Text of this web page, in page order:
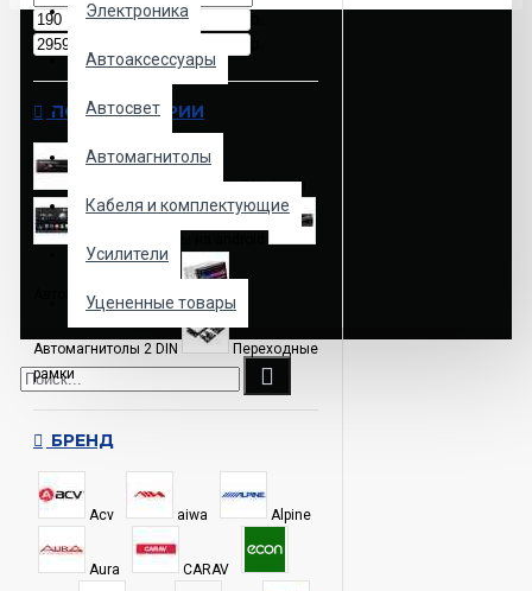
Электроника
Автоаксессуары
Автосвет
Автомагнитолы
Кабеля и комплектующие
Усилители
Уцененные товары
ПОДКАТЕГОРИИ
Автомагнитолы 1 din с Bluetooth
Автомагнитолы 1 DIN
Автомагнитолы 2 DIN
Переходные
рамки
БРЕНД
Acv aiwa Alpine
Aura CARAV